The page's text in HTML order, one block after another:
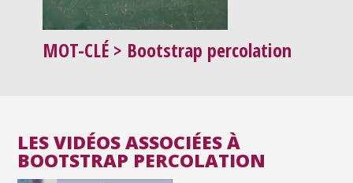
MOT-CLÉ > Bootstrap percolation
LES VIDÉOS ASSOCIÉES À
BOOTSTRAP PERCOLATION